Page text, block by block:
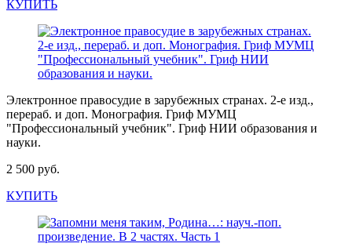
КУПИТЬ
Электронное правосудие в зарубежных странах. 2-е изд.,
перераб. и доп. Монография. Гриф МУМЦ
"Профессиональный учебник". Гриф НИИ образования и
науки.
2 500 руб.
КУПИТЬ